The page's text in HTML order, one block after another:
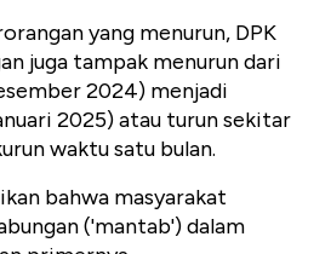
yang menurun, DPK
juga tampak menurun dari
2024) menjadi
2025) atau turun sekitar
waktu satu bulan.
bahwa masyarakat
('mantab') dalam